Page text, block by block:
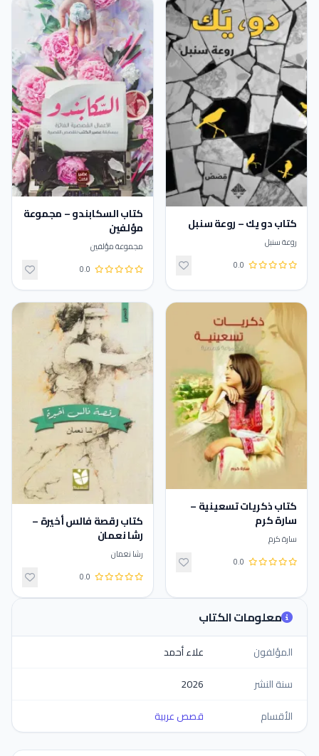
كتاب دو يك – روعة سنبل
روعة سنبل
0.0
كتاب السكابندو – مجموعة
مؤلفين
مجموعة مؤلفين
0.0
كتاب ذكريات تسعينية –
سارة كرم
سارة كرم
0.0
كتاب رقصة فالس أخيرة –
رشا نعمان
رشا نعمان
0.0
معلومات الكتاب
المؤلفون
علاء أحمد
سنة النشر
2026
الأقسام
قصص عربية